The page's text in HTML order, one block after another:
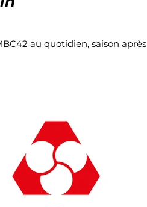
au quotidien, saison après